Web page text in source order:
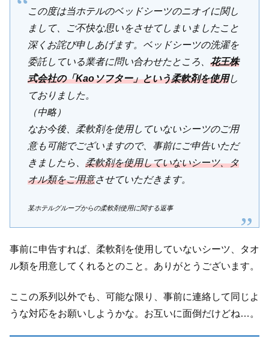
この度は当ホテルのベッドシーツのニオイに関し
まして、ご不快な思いをさせてしまいましたこと
深くお詫び申しあげます。ベッドシーツの洗濯を
委託している業者に問い合わせたところ、 花王株
式会社の「Kaoソフター」という柔軟剤を使用し
ておりました。
（中略）
なお今後、柔軟剤を使用していないシーツのご用
意も可能でございますので、事前にご申告いただ
きましたら、 柔軟剤を使用していないシーツ、タ
オル類をご用意させていただきます。
某ホテルグループからの柔軟剤使用に関する返事
事前に申告すれば、柔軟剤を使用していないシーツ、タオ
ル類を用意してくれるとのこと。ありがとうございます。
ここの系列以外でも、可能な限り、事前に連絡して同じよ
うな対応をお願いしようかな。お互いに面倒だけどね…。